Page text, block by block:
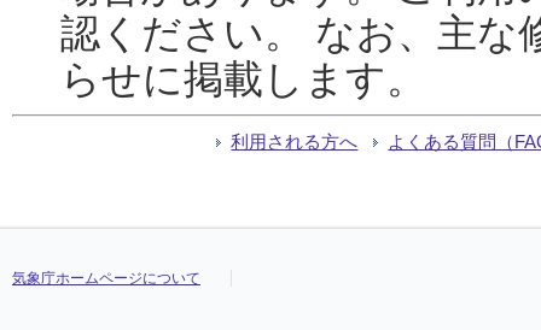
認ください。 なお、主な
らせに掲載します。
利用される方へ よくある質問（
気象庁ホームページについて